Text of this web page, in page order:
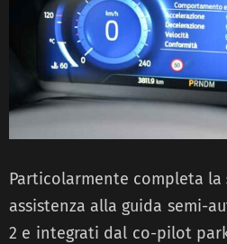
Particolarmente completa la
assistenza alla guida semi-
2 e integrati dal co-pilot